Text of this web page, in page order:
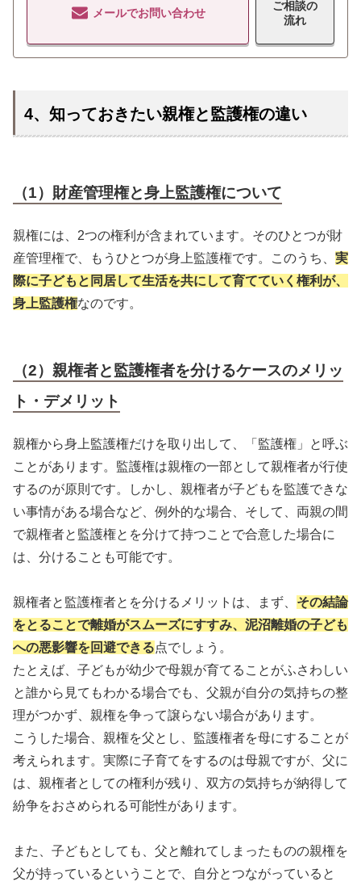
メールでお問い合わせ
ご相談の
流れ
4、知っておきたい親権と監護権の違い
（1）財産管理権と身上監護権について
親権には、2つの権利が含まれています。そのひとつが財
産管理権で、もうひとつが身上監護権です。このうち、 実
際に子どもと同居して生活を共にして育てていく権利が、
身上監護権なのです。
（2）親権者と監護権者を分けるケースのメリッ
ト・デメリット
親権から身上監護権だけを取り出して、「監護権」と呼ぶ
ことがあります。監護権は親権の一部として親権者が行使
するのが原則です。しかし、親権者が子どもを監護できな
い事情がある場合など、例外的な場合、そして、両親の間
で親権者と監護権とを分けて持つことで合意した場合に
は、分けることも可能です。
親権者と監護権者とを分けるメリットは、まず、 その結論
をとることで離婚がスムーズにすすみ、泥沼離婚の子ども
への悪影響を回避できる点でしょう。
たとえば、子どもが幼少で母親が育てることがふさわしい
と誰から見てもわかる場合でも、父親が自分の気持ちの整
理がつかず、親権を争って譲らない場合があります。
こうした場合、親権を父とし、監護権者を母にすることが
考えられます。実際に子育てをするのは母親ですが、父に
は、親権者としての権利が残り、双方の気持ちが納得して
紛争をおさめられる可能性があります。
また、子どもとしても、父と離れてしまったものの親権を
父が持っているということで、自分とつながっていると